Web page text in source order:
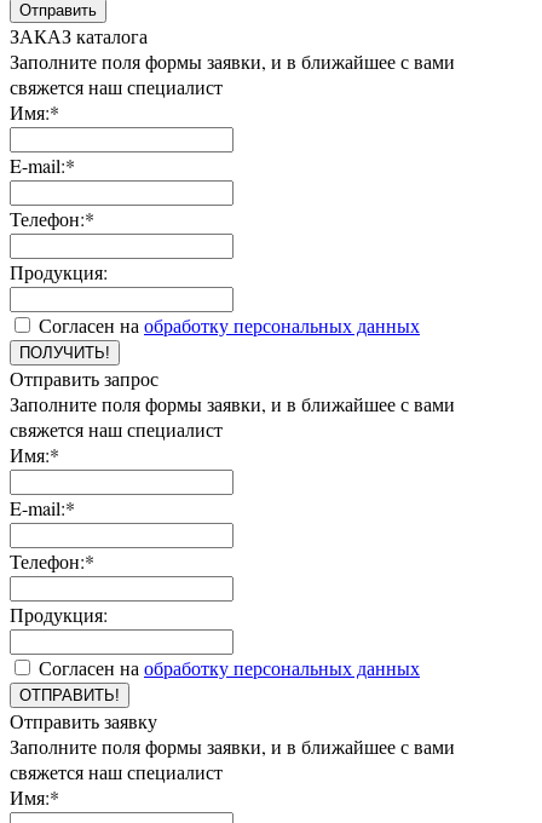
Отправить
ЗАКАЗ каталога
Заполните поля формы заявки, и в ближайшее с вами
свяжется наш специалист
Имя:*
E-mail:*
Телефон:*
Продукция:
Согласен на обработку персональных данных
ПОЛУЧИТЬ!
Отправить запрос
Заполните поля формы заявки, и в ближайшее с вами
свяжется наш специалист
Имя:*
E-mail:*
Телефон:*
Продукция:
Согласен на обработку персональных данных
ОТПРАВИТЬ!
Отправить заявку
Заполните поля формы заявки, и в ближайшее с вами
свяжется наш специалист
Имя:*